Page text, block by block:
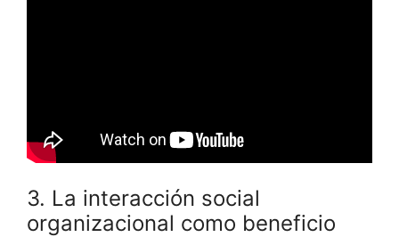
3. La interacción social
organizacional como beneficio